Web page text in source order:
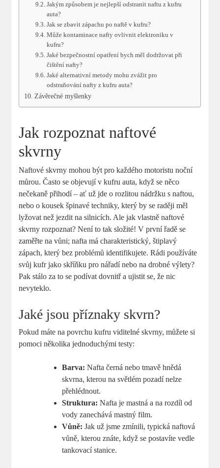
Jakým způsobem je nejlepší odstranit naftu z kufru
auta?
Jak se zbavit zápachu po naftě v kufru?
Může kontaminace nafty ovlivnit elektroniku v
kufru?
Jaké bezpečnostní opatření bych měl dodržovat při
čištění nafty?
Jaké alternativní metody mohu zvážit pro
odstraňování nafty z kufru auta?
Závěrečné myšlenky
Jak rozpoznat naftové
skvrny
Naftové skvrny mohou být pro každého motoristu noční
můrou. Často se objevují v kufru auta, když se něco
nečekaně přihodí – ať už jde o rozlitou nádržku s naftou,
nebo o kousek špinavé techniky, který by se raději měl
lyžovat než jezdit na silnicích. Ale jak vlastně naftové
skvrny rozpoznat? Není to tak složité! V první řadě se
zaměřte na vůni; nafta má charakteristický, štiplavý
zápach, který bez problémů identifikujete. Rádi používáte
svůj kufr jako skříňku pro nářadí nebo na drobné výlety?
Pak stálo za to se podívat dovnitř a ujistit se, že nic
nevyteklo.
Jaké jsou příznaky skvrn?
Pokud máte na povrchu kufru viditelné skvrny, můžete si
pomoci několika jednoduchými testy:
Barva: Nafta černá nebo tmavě hnědá
skvrna, kterou na světlém pozadí nelze
přehlédnout.
Struktura: Nafta je mastná a na rozdíl od
vody zanechává mastný film.
Vůně: Jak už jsme zmínili, typická naftová
vůně, kterou znáte, když se postavíte vedle
tankovací stanice.